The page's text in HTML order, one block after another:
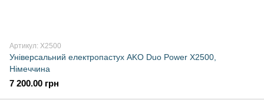
Артикул: X2500
Універсальний електропастух AKO Duo Power X2500,
Німеччина
7 200.00 грн